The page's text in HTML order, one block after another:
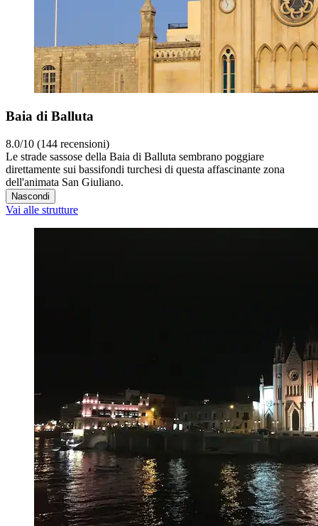
Baia di Balluta
8.0/10 (144 recensioni)
Le strade sassose della Baia di Balluta sembrano poggiare
direttamente sui bassifondi turchesi di questa affascinante zona
dell'animata San Giuliano.
Nascondi
Vai alle strutture